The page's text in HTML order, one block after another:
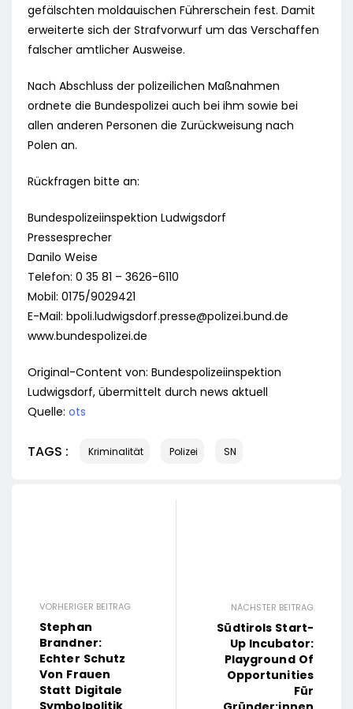
gefälschten moldauischen Führerschein fest. Damit
erweiterte sich der Strafvorwurf um das Verschaffen
falscher amtlicher Ausweise.
Nach Abschluss der polizeilichen Maßnahmen
ordnete die Bundespolizei auch bei ihm sowie bei
allen anderen Personen die Zurückweisung nach
Polen an.
Rückfragen bitte an:
Bundespolizeiinspektion Ludwigsdorf
Pressesprecher
Danilo Weise
Telefon: 0 35 81 – 3626-6110
Mobil: 0175/9029421
E-Mail: bpoli.ludwigsdorf.presse@polizei.bund.de
www.bundespolizei.de
Original-Content von: Bundespolizeiinspektion
Ludwigsdorf, übermittelt durch news aktuell
Quelle: ots
TAGS : Kriminalität Polizei SN
VORHERIGER BEITRAG
Stephan
Brandner:
Echter Schutz
Von Frauen
Statt Digitale
NÄCHSTER BEITRAG
Südtirols Start-
Up Incubator:
Playground Of
Opportunities
Für